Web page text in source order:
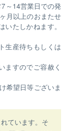
～14営業日での発
月以上のおまたせ
いたしかねます。
生産待ちもしくは
ますのでご容赦く
希望日等ございま
ています。そ